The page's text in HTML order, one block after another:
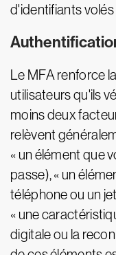
d'identifiants
Le MFA renforce
utilisateurs qu'ils
moins deux
relèvent
« un élément que
passe), « un
téléphone ou un
« une
digitale ou la